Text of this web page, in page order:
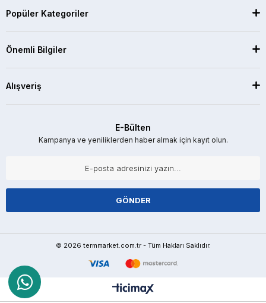
Popüler Kategoriler
Önemli Bilgiler
Alışveriş
E-Bülten
Kampanya ve yeniliklerden haber almak için kayıt olun.
GÖNDER
© 2026 termmarket.com.tr - Tüm Hakları Saklıdır.